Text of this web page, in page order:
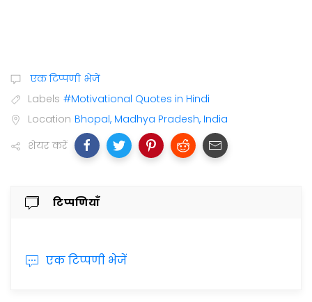
एक टिप्पणी भेजें
Labels #Motivational Quotes in Hindi
Location Bhopal, Madhya Pradesh, India
शेयर करें
टिप्पणियाँ
एक टिप्पणी भेजें